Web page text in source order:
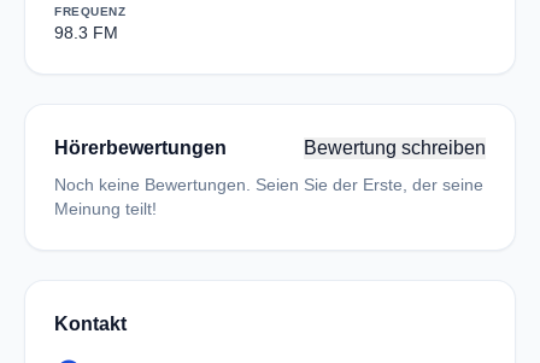
FREQUENZ
98.3 FM
Hörerbewertungen Bewertung schreiben
Noch keine Bewertungen. Seien Sie der Erste, der seine
Meinung teilt!
Kontakt